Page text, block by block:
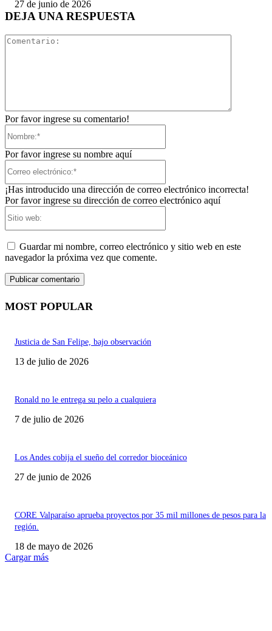
27 de junio de 2026
DEJA UNA RESPUESTA
Por favor ingrese su comentario!
Por favor ingrese su nombre aquí
¡Has introducido una dirección de correo electrónico incorrecta!
Por favor ingrese su dirección de correo electrónico aquí
Guardar mi nombre, correo electrónico y sitio web en este
navegador la próxima vez que comente.
MOST POPULAR
Justicia de San Felipe, bajo observación
13 de julio de 2026
Ronald no le entrega su pelo a cualquiera
7 de julio de 2026
Los Andes cobija el sueño del corredor bioceánico
27 de junio de 2026
CORE Valparaíso aprueba proyectos por 35 mil millones de pesos para la
región.
18 de mayo de 2026
Cargar más